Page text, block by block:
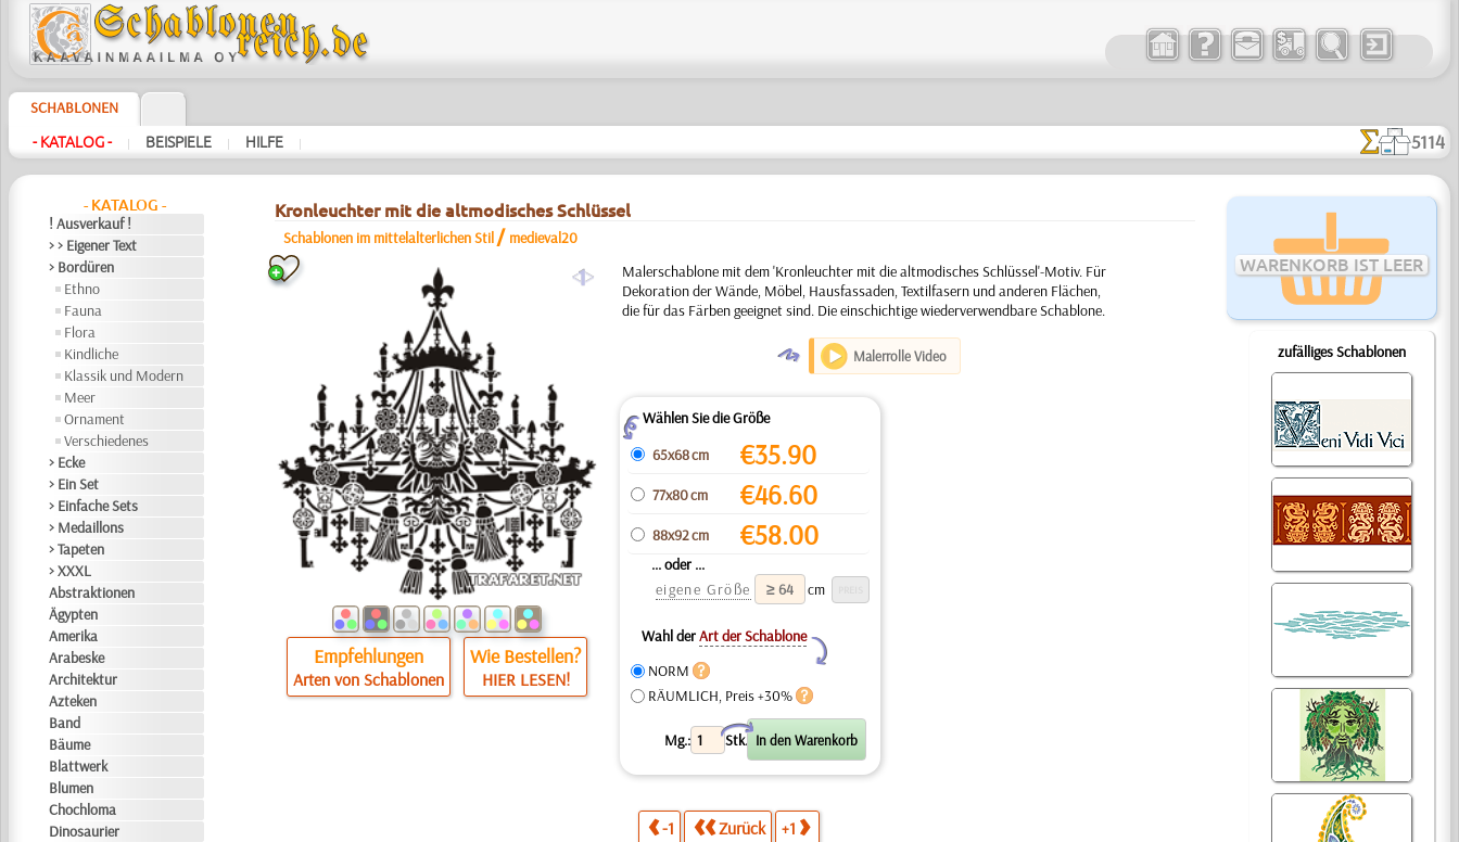
SCHABLONEN
- KATALOG - | BEISPIELE | HILFE | 5114
- KATALOG -
! Ausverkauf !
> > Eigener Text
> Bordüren
Ethno
Fauna
Flora
Kindliche
Klassik und Modern
Meer
Ornament
Verschiedenes
> Ecke
> Ein Set
> Einfache Sets
> Medaillons
> Tapeten
> XXXL
Abstraktionen
Ägypten
Amerika
Arabeske
Architektur
Azteken
Band
Bäume
Blattwerk
Blumen
Chochloma
Dinosaurier
WARENKORB IST LEER
zufälliges Schablonen
Kronleuchter mit die altmodisches Schlüssel
Schablonen im mittelalterlichen Stil / medieval20
a
Empfehlungen
Arten von Schablonen
Wie Bestellen?
HIER LESEN!
Malerschablone mit dem 'Kronleuchter mit die altmodisches Schlüssel'-Motiv. Für
Dekoration der Wände, Möbel, Hausfassaden, Textilfasern und anderen Flächen,
die für das Färben geeignet sind. Die einschichtige wiederverwendbare Schablone.
O Malerrolle Video
ZWählen Sie die Größe
65x68 cm
€35.90
77x80 cm €46.60
88x92 cm €58.00
... oder ...
eigene Größe
cm
Wahl derArt der Schablone
Y
NORM
RÄUMLICH, Preis +30%
Mg.: Stk.
X
-1 Zurück +1